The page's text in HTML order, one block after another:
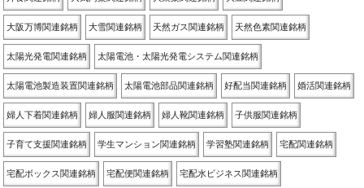
大阪万博関連銘柄 大雪関連銘柄 天然ガス関連銘柄 天然色素関連銘柄
太陽光発電関連銘柄 太陽電池・太陽光発電システム関連銘柄
太陽電池製造装置関連銘柄 太陽電池部品関連銘柄 好配当関連銘柄 婚活関連銘柄
婦人下着関連銘柄 婦人服関連銘柄 婦人靴関連銘柄 子供服関連銘柄
子育て支援関連銘柄 学生マンション関連銘柄 学習塾関連銘柄 宅配関連銘柄
宅配ボックス関連銘柄 宅配便関連銘柄 宅配水ビジネス関連銘柄